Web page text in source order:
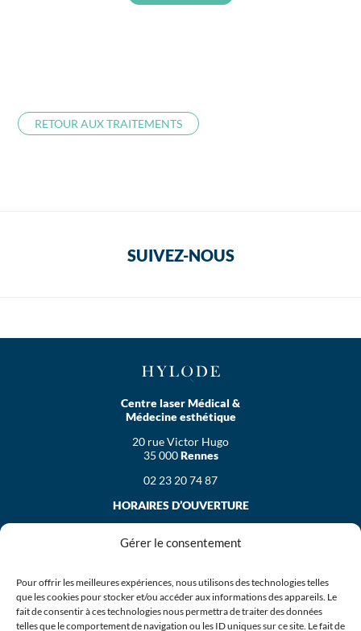
Gérer le consentement
Pour offrir les meilleures expériences, nous utilisons des technologies telles
que les cookies pour stocker et/ou accéder aux informations des appareils. Le
fait de consentir à ces technologies nous permettra de traiter des données
telles que le comportement de navigation ou les ID uniques sur ce site. Le fait de
RETOUR AUX TRAITEMENTS
SUIVEZ-NOUS
Centre laser Médical &
Médecine esthétique
20 rue Victor Hugo
35 000Rennes
02 23 20 74 87
HORAIRES D’OUVERTURE
de 9h30 à 19h30
de 9h00 à 19h30
Le jeudi
de 10h00 à 19h30